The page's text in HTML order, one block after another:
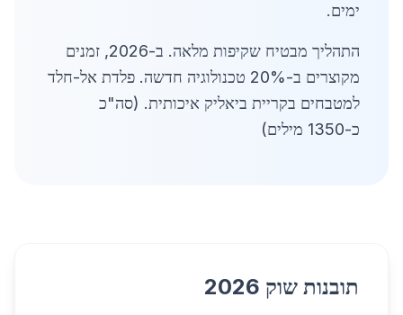
ימים.
התהליך מבטיח שקיפות מלאה. ב-2026, זמנים
מקוצרים ב-20% טכנולוגיה חדשה. פלדת אל-חלד
למטבחים בקריית ביאליק איכותית. (סה"כ
כ-1350 מילים)
תובנות שוק 2026